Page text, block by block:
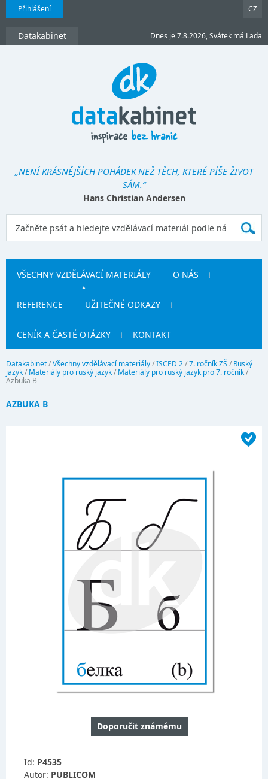
Přihlášení CZ
Datakabinet Dnes je 7.8.2026, Svátek má Lada
„NENÍ KRÁSNĚJŠÍCH POHÁDEK NEŽ TĚCH, KTERÉ PÍŠE ŽIVOT
SÁM.“
Hans Christian Andersen
VŠECHNY VZDĚLÁVACÍ MATERIÁLY O NÁS
REFERENCE UŽITEČNÉ ODKAZY
CENÍK A ČASTÉ OTÁZKY KONTAKT
Datakabinet/Všechny vzdělávací materiály/ISCED 2/7. ročník ZŠ / Ruský
jazyk/ Materiály pro ruský jazyk/ Materiály pro ruský jazyk pro 7. ročník/
Azbuka B
AZBUKA B
Doporučit známému
Id: P4535
Autor: PUBLICOM